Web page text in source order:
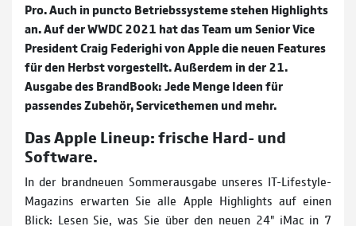
Pro. Auch in puncto Betriebssysteme stehen Highlights
an. Auf der WWDC 2021 hat das Team um Senior Vice
President Craig Federighi von Apple die neuen Features
für den Herbst vorgestellt. Außerdem in der 21.
Ausgabe des BrandBook: Jede Menge Ideen für
passendes Zubehör, Servicethemen und mehr.
Das Apple Lineup: frische Hard- und
Software.
In der brandneuen Sommerausgabe unseres IT-Lifestyle-
Magazins erwarten Sie alle Apple Highlights auf einen
Blick: Lesen Sie, was Sie über den neuen 24" iMac in 7